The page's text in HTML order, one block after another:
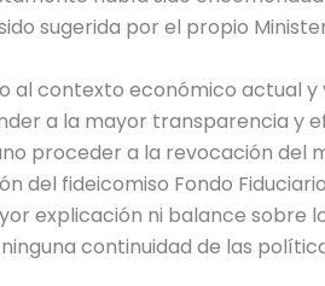
sugerida por el propio
al contexto económico actual y
a la mayor transparencia y
proceder a la revocación del
del fideicomiso Fondo
explicación ni balance sobre
continuidad de las